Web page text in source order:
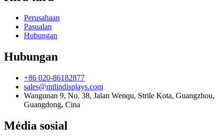
Perusahaan
Pasualan
Hubungan
Hubungan
+86 020-86182877
sales@milindisplays.com
Wangunan 9, No. 38, Jalan Wenqu, Strile Kota, Guangzhou,
Guangdong, Cina
Média sosial